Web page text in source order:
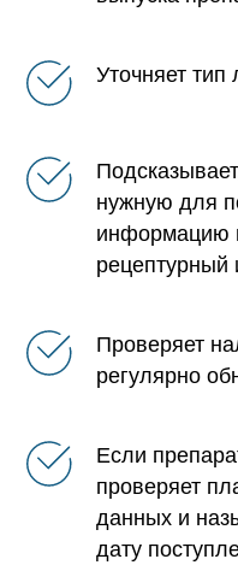
Уточняет тип
нужную для
информацию
рецептурный
Проверяет
регулярно
Если
проверяет
данных и
дату